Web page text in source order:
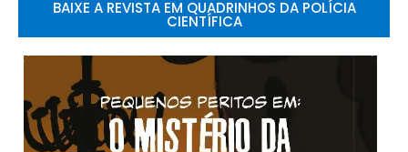
BAIXE A REVISTA EM QUADRINHOS DA POLÍCIA
CIENTÍFICA